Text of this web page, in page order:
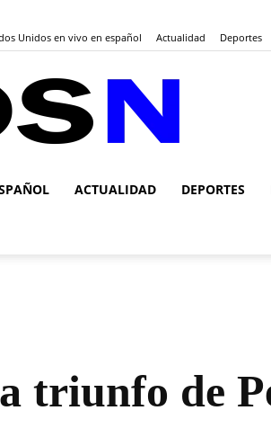
Unidos en vivo en español Actualidad Deportes
ACTUALIDAD DEPORTES
triunfo de